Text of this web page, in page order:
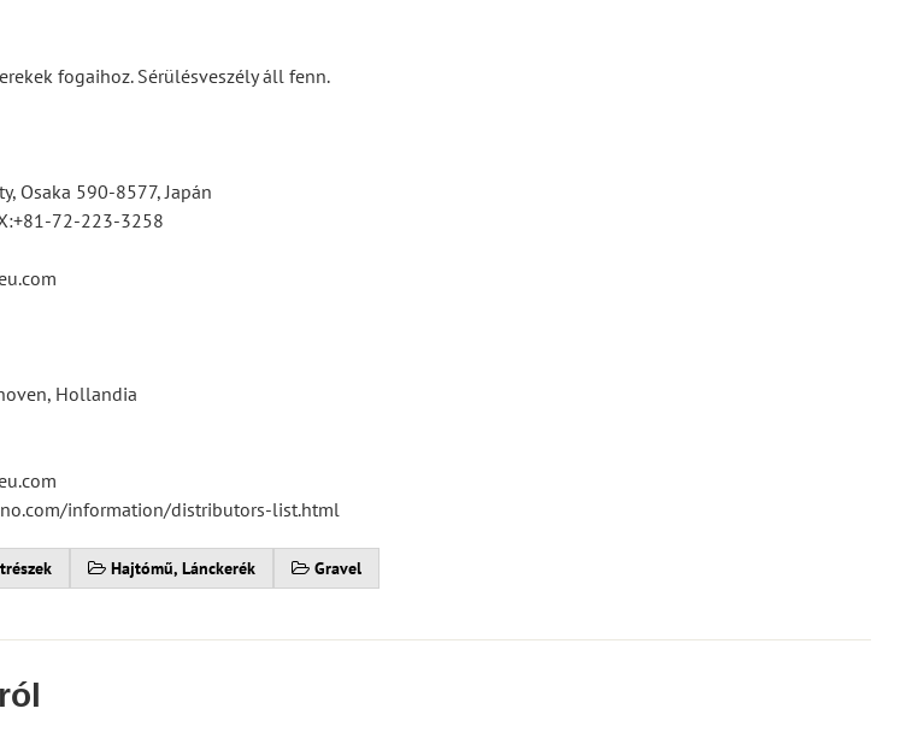
fogaihoz. Sérülésveszély áll fenn.
Osaka 590-8577, Japán
72-223-3258
Hollandia
information/distributors-list.html
Hajtómű, Lánckerék Gravel